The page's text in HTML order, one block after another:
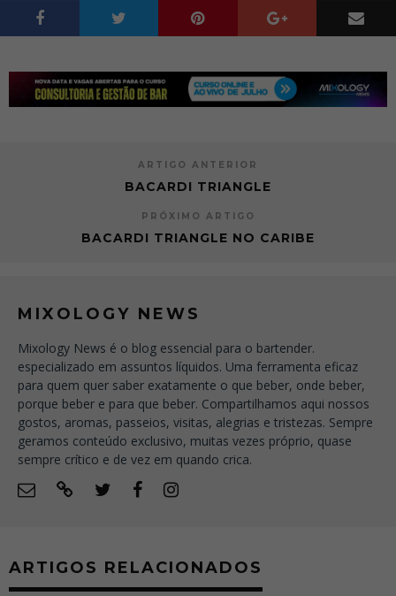
ARTIGO ANTERIOR
BACARDI TRIANGLE
PRÓXIMO ARTIGO
BACARDI TRIANGLE NO CARIBE
MIXOLOGY NEWS
Mixology News é o blog essencial para o bartender.
especializado em assuntos líquidos. Uma ferramenta eficaz
para quem quer saber exatamente o que beber, onde beber,
porque beber e para que beber. Compartilhamos aqui nossos
gostos, aromas, passeios, visitas, alegrias e tristezas. Sempre
geramos conteúdo exclusivo, muitas vezes próprio, quase
sempre crítico e de vez em quando crica.
ARTIGOS RELACIONADOS